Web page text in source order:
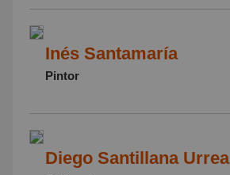
Inés Santamaría
Pintor
Diego Santillana Urrea